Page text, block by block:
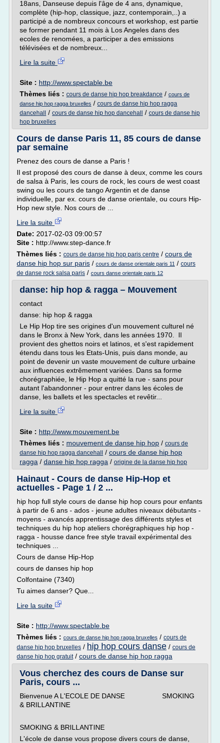
18ans, Danseuse depuis l'âge de 4 ans, dynamique,
complète (hip-hop, classique, jazz, contemporain,..) a
participé a de nombreux concours et workshop, est partie
se former pendant 11 mois à Los Angeles dans des
ecoles de renomées, a participer a des emissions
télévisées et de nombreux...
Lire la suite
Site : http://www.spectable.be
Thèmes liés : cours de danse hip hop breakdance / cours de
danse hip hop ragga bruxelles / cours de danse hip hop ragga
dancehall
/ cours de danse hip hop dancehall / cours de danse hip
hop bruxelles
Cours de danse Paris 11, 85 cours de danse
par semaine
Prenez des cours de danse a Paris !
Il est proposé des cours de danse à deux, comme les cours
de salsa à Paris, les cours de rock, les cours de west coast
swing ou les cours de tango Argentin et de danse
individuelle, par ex. cours de danse orientale, ou cours Hip-
Hop new style. Nos cours de ...
Lire la suite
Date: 2017-02-03 09:00:57
Site : http://www.step-dance.fr
Thèmes liés : cours de danse hip hop paris centre / cours de
danse hip hop sur paris / cours de danse orientale paris 11 / cours
de danse rock salsa paris / cours danse orientale paris 12
danse: hip hop & ragga – Mouvement
contact
danse: hip hop & ragga
Le Hip Hop tire ses origines d'un mouvement culturel né
dans le Bronx à New York, dans les années 1970. Il
provient des ghettos noirs et latinos, et s'est rapidement
étendu dans tous les Etats-Unis, puis dans monde, au
point de devenir un vaste mouvement de culture urbaine
aux influences extrêmement variées. Dans sa forme
chorégraphiée, le Hip Hop a quitté la rue - sans pour
autant l'abandonner - pour entrer dans les écoles de
danse, les ballets et les spectacles et revêtir...
Lire la suite
Site : http://www.mouvement.be
Thèmes liés : mouvement de danse hip hop / cours de
danse hip hop ragga dancehall
/ cours de danse hip hop
ragga / danse hip hop ragga / origine de la danse hip hop
Hainaut - Cours de danse Hip-Hop et
actuelles - Page 1 / 2 ...
hip hop full style cours de danse hip hop cours pour enfants
à partir de 6 ans - ados - jeune adultes niveaux débutants -
moyens - avancés apprentissage des différents styles et
techniques du hip hop ateliers chorégraphiques hip hop -
ragga - housse dance free style travail expérimental des
techniques ...
Cours de danse Hip-Hop
cours de danses hip hop
Colfontaine (7340)
Tu aimes danser? Que...
Lire la suite
Site : http://www.spectable.be
Thèmes liés : cours de danse hip hop ragga bruxelles / cours de
danse hip hop bruxelles / hip hop cours danse / cours de
danse hip hop gratuit/ cours de danse hip hop ragga
Vous cherchez des cours de Danse sur
Paris, cours ...
Bienvenue A L'ECOLE DE DANSE SMOKING
& BRILLANTINE
SMOKING & BRILLANTINE
L'école de danse vous propose divers cours de danse,